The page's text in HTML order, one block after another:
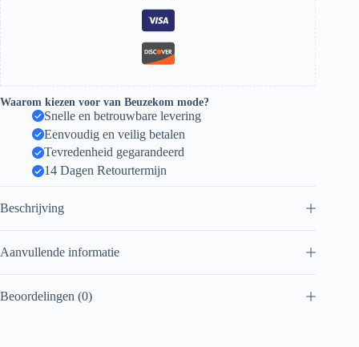
Waarom kiezen voor van Beuzekom mode?
Snelle en betrouwbare levering
Eenvoudig en veilig betalen
Tevredenheid gegarandeerd
14 Dagen Retourtermijn
Beschrijving
Aanvullende informatie
Beoordelingen (0)